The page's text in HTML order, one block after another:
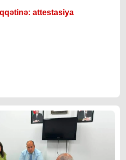
attestasiya